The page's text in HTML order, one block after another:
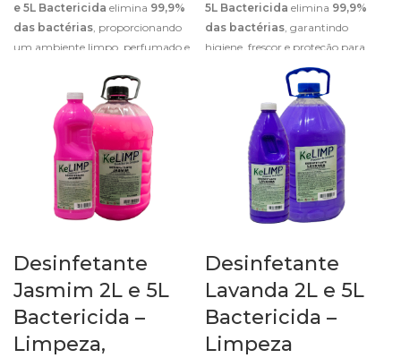
e 5L Bactericida elimina 99,9%
das bactérias, proporcionando
um ambiente limpo, perfumado e
5L Bactericida elimina 99,9%
das bactérias, garantindo
higiene, frescor e proteção para
diversos ambientes.
Desinfetante
Jasmim 2L e 5L
Bactericida –
Limpeza,
Desinfetante
Lavanda 2L e 5L
Bactericida –
Limpeza